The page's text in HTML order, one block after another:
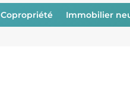
Copropriété Immobilier